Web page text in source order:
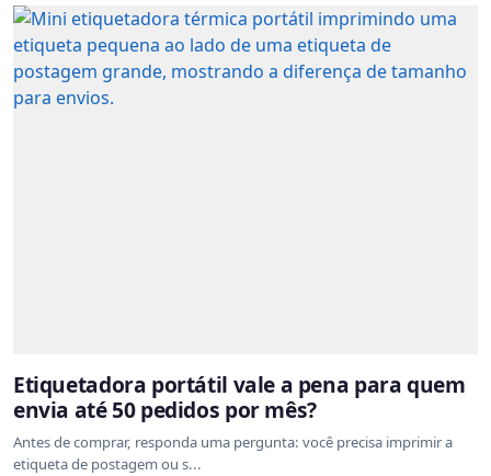
Etiquetadora portátil vale a pena para quem
envia até 50 pedidos por mês?
Antes de comprar, responda uma pergunta: você precisa imprimir a
etiqueta de postagem ou s...